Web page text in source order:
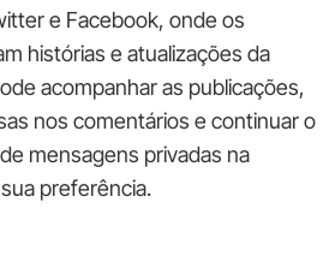
e Facebook, onde os
histórias e atualizações da
acompanhar as publicações,
nos comentários e continuar o
mensagens privadas na
preferência.